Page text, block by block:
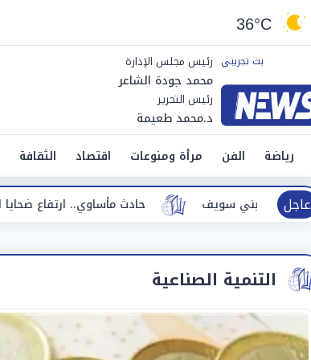
36°C
رئيس مجلس الإدارة
محمد جودة الشاعر
رئيس التحرير
د.محمد طعيمة
رياضة الفن مرأة ومنوعات اقتصاد الثقافة
عاجل
حادث مأساوي.. ارتفاع ضحايا انقلاب سيارة تقل عمالًا إلى 14 شخصًا
التنمية الصناعية